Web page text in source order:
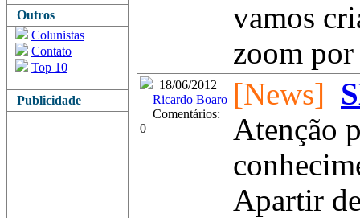
Outros
Colunistas
Contato
Top 10
Publicidade
vamos
zoom por
18/06/2012
Ricardo Boaro
Comentários:
0
[News]
Atenção
Apartir